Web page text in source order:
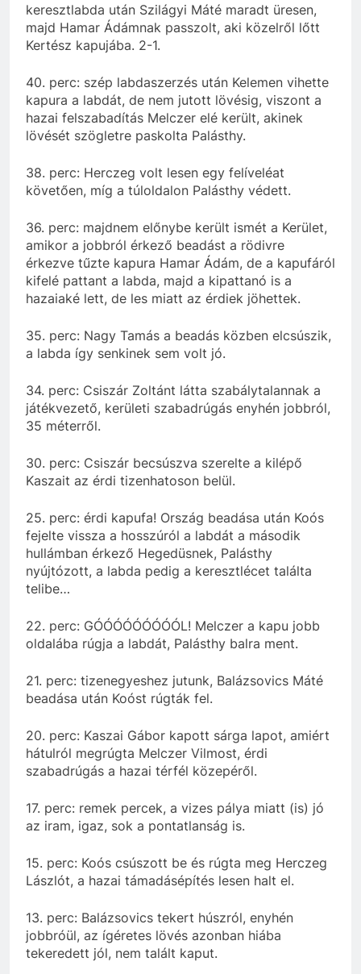
keresztlabda után Szilágyi Máté maradt üresen,
majd Hamar Ádámnak passzolt, aki közelről lőtt
Kertész kapujába. 2-1.
40. perc: szép labdaszerzés után Kelemen vihette
kapura a labdát, de nem jutott lövésig, viszont a
hazai felszabadítás Melczer elé került, akinek
lövését szögletre paskolta Palásthy.
38. perc: Herczeg volt lesen egy felíveléat
követően, míg a túloldalon Palásthy védett.
36. perc: majdnem előnybe került ismét a Kerület,
amikor a jobbról érkező beadást a rödivre
érkezve tűzte kapura Hamar Ádám, de a kapufáról
kifelé pattant a labda, majd a kipattanó is a
hazaiaké lett, de les miatt az érdiek jöhettek.
35. perc: Nagy Tamás a beadás közben elcsúszik,
a labda így senkinek sem volt jó.
34. perc: Csiszár Zoltánt látta szabálytalannak a
játékvezető, kerületi szabadrúgás enyhén jobbról,
35 méterről.
30. perc: Csiszár becsúszva szerelte a kilépő
Kaszait az érdi tizenhatoson belül.
25. perc: érdi kapufa! Ország beadása után Koós
fejelte vissza a hosszúról a labdát a második
hullámban érkező Hegedüsnek, Palásthy
nyújtózott, a labda pedig a keresztlécet találta
telibe…
22. perc: GÓÓÓÓÓÓÓÓÓL! Melczer a kapu jobb
oldalába rúgja a labdát, Palásthy balra ment.
21. perc: tizenegyeshez jutunk, Balázsovics Máté
beadása után Koóst rúgták fel.
20. perc: Kaszai Gábor kapott sárga lapot, amiért
hátulról megrúgta Melczer Vilmost, érdi
szabadrúgás a hazai térfél közepéről.
17. perc: remek percek, a vizes pálya miatt (is) jó
az iram, igaz, sok a pontatlanság is.
15. perc: Koós csúszott be és rúgta meg Herczeg
Lászlót, a hazai támadásépítés lesen halt el.
13. perc: Balázsovics tekert húszról, enyhén
jobbróül, az ígéretes lövés azonban hiába
tekeredett jól, nem talált kaput.